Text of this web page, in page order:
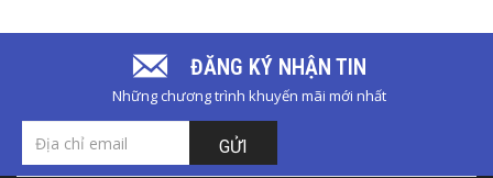
ĐĂNG KÝ NHẬN TIN
Những chương trình khuyến mãi mới nhất
GỬI